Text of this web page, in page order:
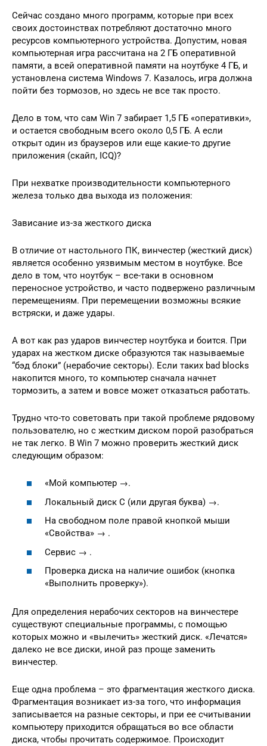
Сейчас создано много программ, которые при всех
своих достоинствах потребляют достаточно много
ресурсов компьютерного устройства. Допустим, новая
компьютерная игра рассчитана на 2 ГБ оперативной
памяти, а всей оперативной памяти на ноутбуке 4 ГБ, и
установлена система Windows 7. Казалось, игра должна
пойти без тормозов, но здесь не все так просто.
Дело в том, что сам Win 7 забирает 1,5 ГБ «оперативки»,
и остается свободным всего около 0,5 ГБ. А если
открыт один из браузеров или еще какие-то другие
приложения (скайп, ICQ)?
При нехватке производительности компьютерного
железа только два выхода из положения:
Зависание из-за жесткого диска
В отличие от настольного ПК, винчестер (жесткий диск)
является особенно уязвимым местом в ноутбуке. Все
дело в том, что ноутбук – все-таки в основном
переносное устройство, и часто подвержено различным
перемещениям. При перемещении возможны всякие
встряски, и даже удары.
А вот как раз ударов винчестер ноутбука и боится. При
ударах на жестком диске образуются так называемые
“бэд блоки” (нерабочие секторы). Если таких bad blocks
накопится много, то компьютер сначала начнет
тормозить, а затем и вовсе может отказаться работать.
Трудно что-то советовать при такой проблеме рядовому
пользователю, но с жестким диском порой разобраться
не так легко. В Win 7 можно проверить жесткий диск
следующим образом:
«Мой компьютер →.
Локальный диск C (или другая буква) →.
На свободном поле правой кнопкой мыши
«Свойства» → .
Сервис → .
Проверка диска на наличие ошибок (кнопка
«Выполнить проверку»).
Для определения нерабочих секторов на винчестере
существуют специальные программы, с помощью
которых можно и «вылечить» жесткий диск. «Лечатся»
далеко не все диски, иной раз проще заменить
винчестер.
Еще одна проблема – это фрагментация жесткого диска.
Фрагментация возникает из-за того, что информация
записывается на разные секторы, и при ее считывании
компьютеру приходится обращаться во все области
диска, чтобы прочитать содержимое. Происходит